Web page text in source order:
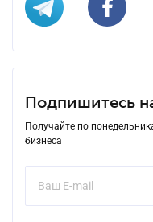
Подпишитесь
Получайте по
бизнеса